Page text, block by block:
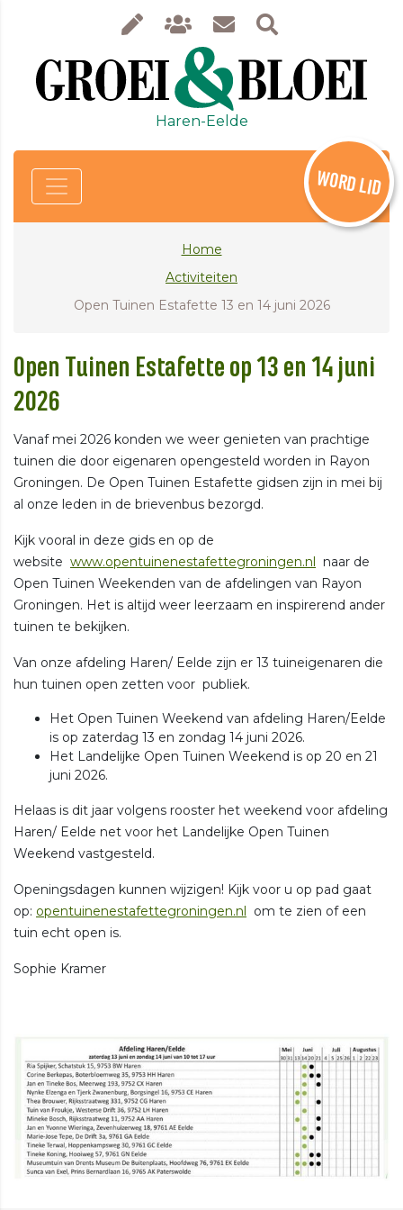
Haren-Eelde
WORD LID
Home
Activiteiten
Open Tuinen Estafette 13 en 14 juni 2026
Open Tuinen Estafette op 13 en 14 juni
2026
Vanaf mei 2026 konden we weer genieten van prachtige
tuinen die door eigenaren opengesteld worden in Rayon
Groningen. De Open Tuinen Estafette gidsen zijn in mei bij
al onze leden in de brievenbus bezorgd.
Kijk vooral in deze gids en op de
website www.opentuinenestafettegroningen.nl naar de
Open Tuinen Weekenden van de afdelingen van Rayon
Groningen. Het is altijd weer leerzaam en inspirerend ander
tuinen te bekijken.
Van onze afdeling Haren/ Eelde zijn er 13 tuineigenaren die
hun tuinen open zetten voor publiek.
Het Open Tuinen Weekend van afdeling Haren/Eelde
is op zaterdag 13 en zondag 14 juni 2026.
Het Landelijke Open Tuinen Weekend is op 20 en 21
juni 2026.
Helaas is dit jaar volgens rooster het weekend voor afdeling
Haren/ Eelde net voor het Landelijke Open Tuinen
Weekend vastgesteld.
Openingsdagen kunnen wijzigen! Kijk voor u op pad gaat
op: opentuinenestafettegroningen.nl om te zien of een
tuin echt open is.
Sophie Kramer